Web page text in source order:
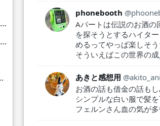
捨てられ聖女の異世界ごはん旅 隠れスキルでキャンピングカーを召喚しました
アズールレーン びそくぜんしんっ！にっ!!
4シリーズ)
phonebooth
Aパートは伝説のお酒
を探そうとするハイタ
めるってやっぱ楽しそ
そういえばこの世界の
あきと感想用
お酒の話も借金の話も
シンプルな白い服で髪
フェルンさん血の気が多